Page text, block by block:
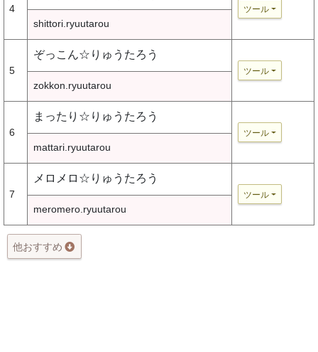
4 ツール
shittori.ryuutarou
5
ぞっこん☆りゅうたろう
ツール
zokkon.ryuutarou
6
まったり☆りゅうたろう
ツール
mattari.ryuutarou
7
メロメロ☆りゅうたろう
ツール
meromero.ryuutarou
他おすすめ